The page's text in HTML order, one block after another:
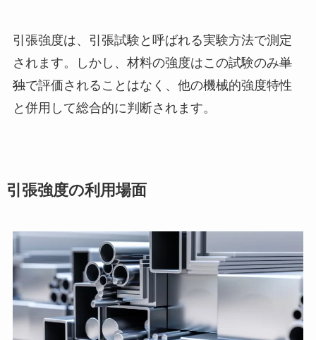
引張強度は、引張試験と呼ばれる実験方法で測定
されます。しかし、材料の強度はこの試験のみ単
独で評価されることはなく、他の機械的強度特性
と併用して総合的に判断されます。
引張強度の利用場面